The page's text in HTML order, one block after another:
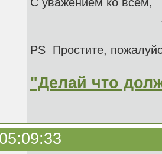
Алеж Катои ,
PS Простите,
"Делай что